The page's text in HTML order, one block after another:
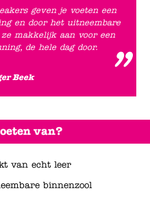
van?
van echt leer
binnenzool
geven je voeten een
en door het uitneembare
ze makkelijk aan voor een
de hele dag door.
Beek